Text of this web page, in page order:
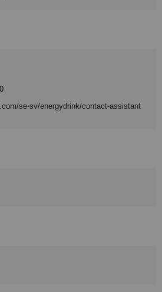
se-sv/energydrink/contact-assistant